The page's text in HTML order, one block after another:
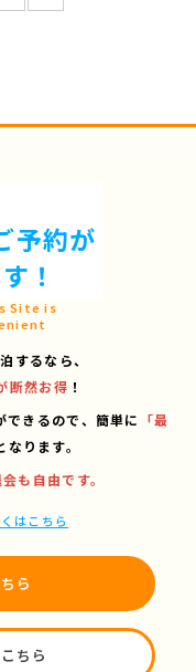
予約が
！
Site is
するなら、
断然お得 ！
きるので、 簡単に 「最
ります。
も自由です。
はこちら
ら
ちら